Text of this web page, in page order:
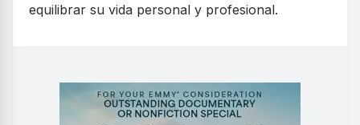
equilibrar su vida personal y profesional.